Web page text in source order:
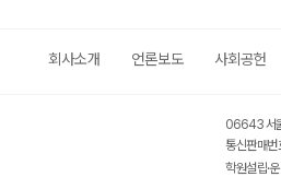
회사소개 언론보도 사회공헌
06643 서
통신판매
학원설립·